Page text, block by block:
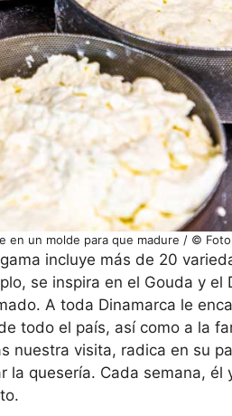
en un molde para que madure / ©
incluye más de 20
se inspira en el Gouda y el
A toda Dinamarca le
todo el país, así como a la
nuestra visita, radica en su
quesería. Cada semana, él